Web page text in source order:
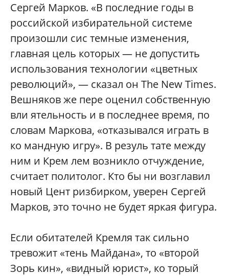
Сергей Марков. «В последние годы в
российской избирательной системе
произошли сис темные изменения,
главная цель которых — не допустить
использования технологии «цветных
революций», — сказал он The New Times.
Вешняков же пере оценил собственную
вли ятельность и в последнее время, по
словам Маркова, «отказывался играть в
ко мандную игру». В резуль тате между
ним и Крем лем возникло отчуждение,
считает политолог. Кто бы ни возглавил
новый Цент ризбирком, уверен Сергей
Марков, это точно не будет яркая фигура.
Если обитателей Кремля так сильно
тревожит «тень Майдана», то «второй
Зорь кин», «видный юрист», ко торый